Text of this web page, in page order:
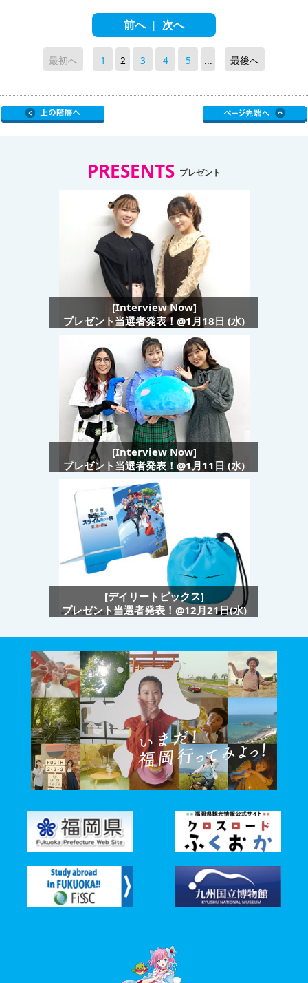
前へ| 次へ
最初へ 1 2 3 4 5 ... 最後へ
PRESENTS プレゼント
[Interview Now]
プレゼント当選者発表！@1月18日 (水)
[Interview Now]
プレゼント当選者発表！@1月11日 (水)
[デイリートピックス]
プレゼント当選者発表！@12月21日(水)